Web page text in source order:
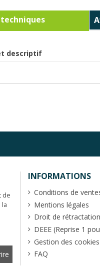
descriptif
de
INFORMATIONS
Conditions de
Mentions légales
Droit de rétractation
DEEE (Reprise 1
Gestion des cookies
FAQ